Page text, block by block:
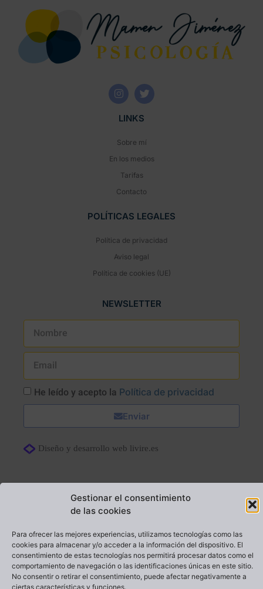
Gestionar el consentimiento
de las cookies
Para ofrecer las mejores experiencias, utilizamos tecnologías como las
cookies para almacenar y/o acceder a la información del dispositivo. El
consentimiento de estas tecnologías nos permitirá procesar datos como el
comportamiento de navegación o las identificaciones únicas en este sitio.
No consentir o retirar el consentimiento, puede afectar negativamente a
ciertas características y funciones.
LINKS
Sobre mí
En los medios
Tarifas
Contacto
POLÍTICAS LEGALES
Política de privacidad
Aviso legal
Política de cookies (UE)
NEWSLETTER
He leído y acepto la Política de privacidad
Enviar
Diseño y desarrollo web livire.es